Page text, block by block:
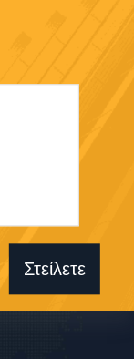
Στείλετε